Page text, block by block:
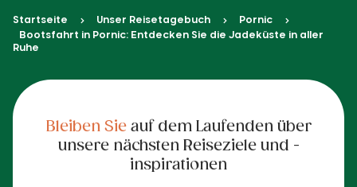
Startseite Unser Reisetagebuch
Pornic
Bootsfahrt in Pornic: Entdecken Sie die Jadeküste in aller
Ruhe
Bleiben Sieauf dem Laufenden über
unsere nächsten Reiseziele und -
inspirationen